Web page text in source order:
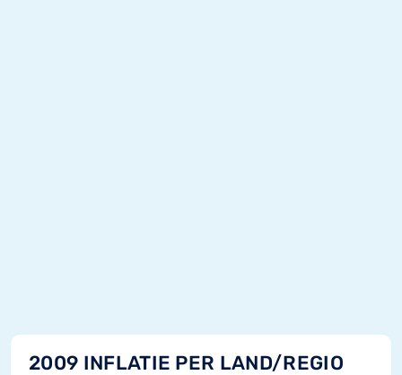
2009 INFLATIE PER LAND/REGIO